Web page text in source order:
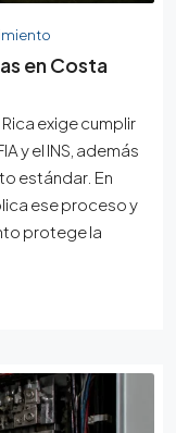
en Costa
exige cumplir
y el INS, además
estándar. En
ese proceso y
protege la